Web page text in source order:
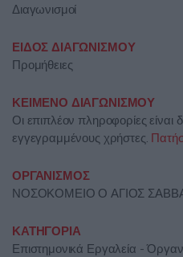
Σύνδεση
Διαγωνισμοί
ΕΙΔΟΣ ΔΙΑΓΩΝΙΣΜΟΥ
Προμήθειες
ΚΕΙΜΕΝΟ ΔΙΑΓΩΝΙΣΜΟΥ
Οι επιπλέον πληροφορίες είναι
εγγεγραμμένους χρήστες.
ΟΡΓΑΝΙΣΜΟΣ
ΝΟΣΟΚΟΜΕΙΟ Ο ΑΓΙΟΣ
ΚΑΤΗΓΟΡΙΑ
Επιστημονικά Εργαλεία -